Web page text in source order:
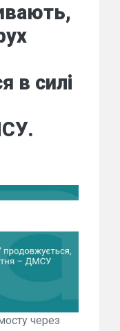
в силі
через